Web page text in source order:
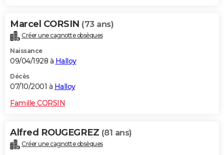
Marcel CORSIN (73 ans)
Créer une cagnotte obsèques
Naissance
09/04/1928 à Halloy
Décès
07/10/2001 à Halloy
Famille CORSIN
Alfred ROUGEGREZ (81 ans)
Créer une cagnotte obsèques